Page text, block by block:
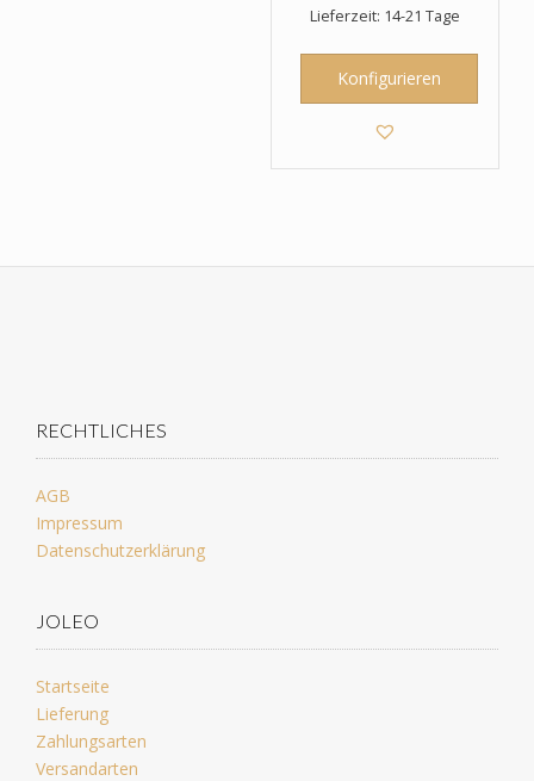
Lieferzeit: 14-21 Tage
Konfigurieren
RECHTLICHES
AGB
Impressum
Datenschutzerklärung
JOLEO
Startseite
Lieferung
Zahlungsarten
Versandarten